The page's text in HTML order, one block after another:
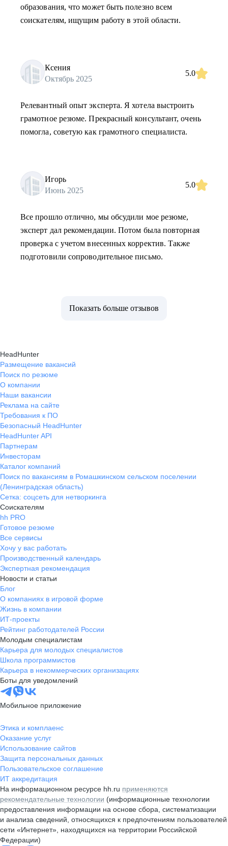
образования, что может быть полезно всем
соискателям, ищущим работу в этой области.
Ксения
Октябрь 2025
5.0
Релевантный опыт эксперта. Я хотела выстроить
грамотное резюме. Прекрасный консультант, очень
помогла, советую как грамотного специалиста.
Игорь
Июнь 2025
5.0
Все прошло отлично, мы обсудили мое резюме,
эксперт дал рекомендации. Потом была повторная
проверка с учетом внесенных корректив. Также
подготовили сопроводительное письмо.
Показать больше отзывов
HeadHunter
Размещение вакансий
Поиск по резюме
О компании
Наши вакансии
Реклама на сайте
Требования к ПО
Безопасный HeadHunter
HeadHunter API
Партнерам
Инвесторам
Каталог компаний
Поиск по вакансиям в Ромашкинском сельском поселении
(Ленинградская область)
Сетка: соцсеть для нетворкинга
Соискателям
hh PRO
Готовое резюме
Все сервисы
Хочу у вас работать
Производственный календарь
Экспертная рекомендация
Новости и статьи
Блог
О компаниях в игровой форме
Жизнь в компании
ИТ-проекты
Рейтинг работодателей России
Молодым специалистам
Карьера для молодых специалистов
Школа программистов
Карьера в некоммерческих организациях
Боты для уведомлений
Мобильное приложение
Этика и комплаенс
Оказание услуг
Использование сайтов
Защита персональных данных
Пользовательское соглашение
ИТ аккредитация
На информационном ресурсе hh.ru применяются
рекомендательные технологии (информационные технологии
предоставления информации на основе сбора, систематизации
и анализа сведений, относящихся к предпочтениям пользователей
сети «Интернет», находящихся на территории Российской
Федерации)